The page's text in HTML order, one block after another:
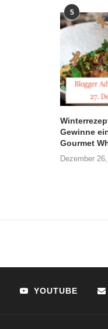
5
Gewinne
Gourmet
Dezember
YOUTUBE